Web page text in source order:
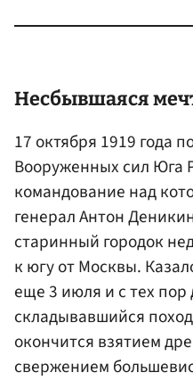
Несбывшаяся
17 октября 1919 года
Вооруженных сил Юга
командование над
генерал Антон
старинный городок
к югу от Москвы.
еще 3 июля и с тех
складывавшийся
окончится взятием
свержением